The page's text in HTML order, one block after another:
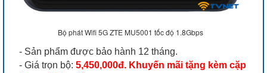
Bộ phát Wifi 5G ZTE MU5001 tốc độ 1.8Gbps
- Sản phẩm được bảo hành 12 tháng.
- Giá trọn bộ: 5,450,000đ. Khuyến mãi tặng kèm cặp